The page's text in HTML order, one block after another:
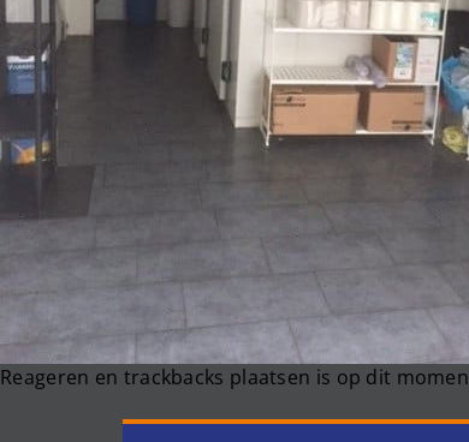
Reageren en trackbacks plaatsen is op dit